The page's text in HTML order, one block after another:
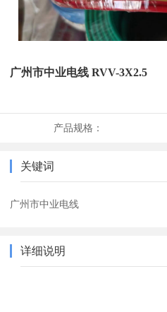
广州市中业电线 RVV-3X2.5
产品规格：
关键词
广州市中业电线
详细说明